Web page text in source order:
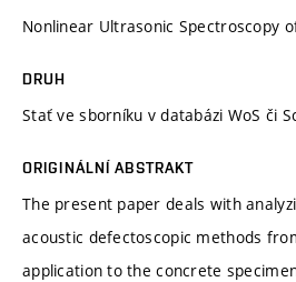
Nonlinear Ultrasonic Spectroscopy
DRUH
Stať ve sborníku v databázi WoS či
ORIGINÁLNÍ ABSTRAKT
The present paper deals with
acoustic defectoscopic methods
application to the concrete